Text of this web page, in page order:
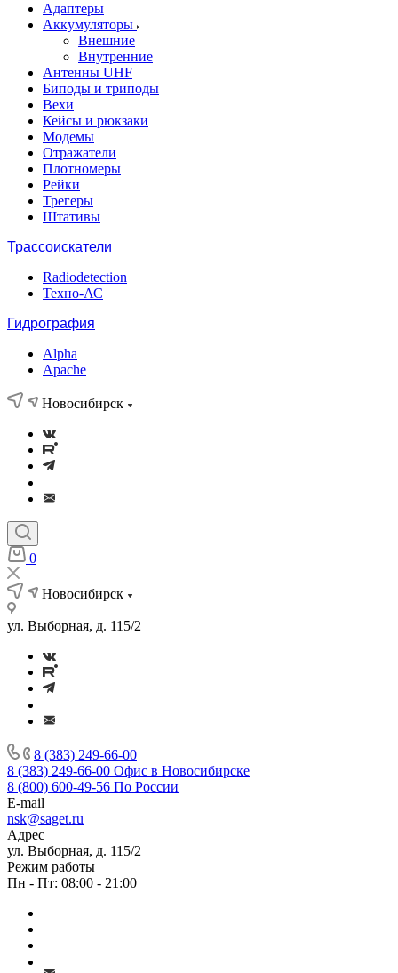
Адаптеры
Аккумуляторы
Внешние
Внутренние
Антенны UHF
Биподы и триподы
Вехи
Кейсы и рюкзаки
Модемы
Отражатели
Плотномеры
Рейки
Трегеры
Штативы
Трассоискатели
Radiodetection
Техно-АС
Гидрография
Alpha
Apache
Новосибирск
0
Новосибирск
ул. Выборная, д. 115/2
8 (383) 249-66-00
8 (383) 249-66-00 Офис в Новосибирске
8 (800) 600-49-56 По России
E-mail
nsk@saget.ru
Адрес
ул. Выборная, д. 115/2
Режим работы
Пн - Пт: 08:00 - 21:00